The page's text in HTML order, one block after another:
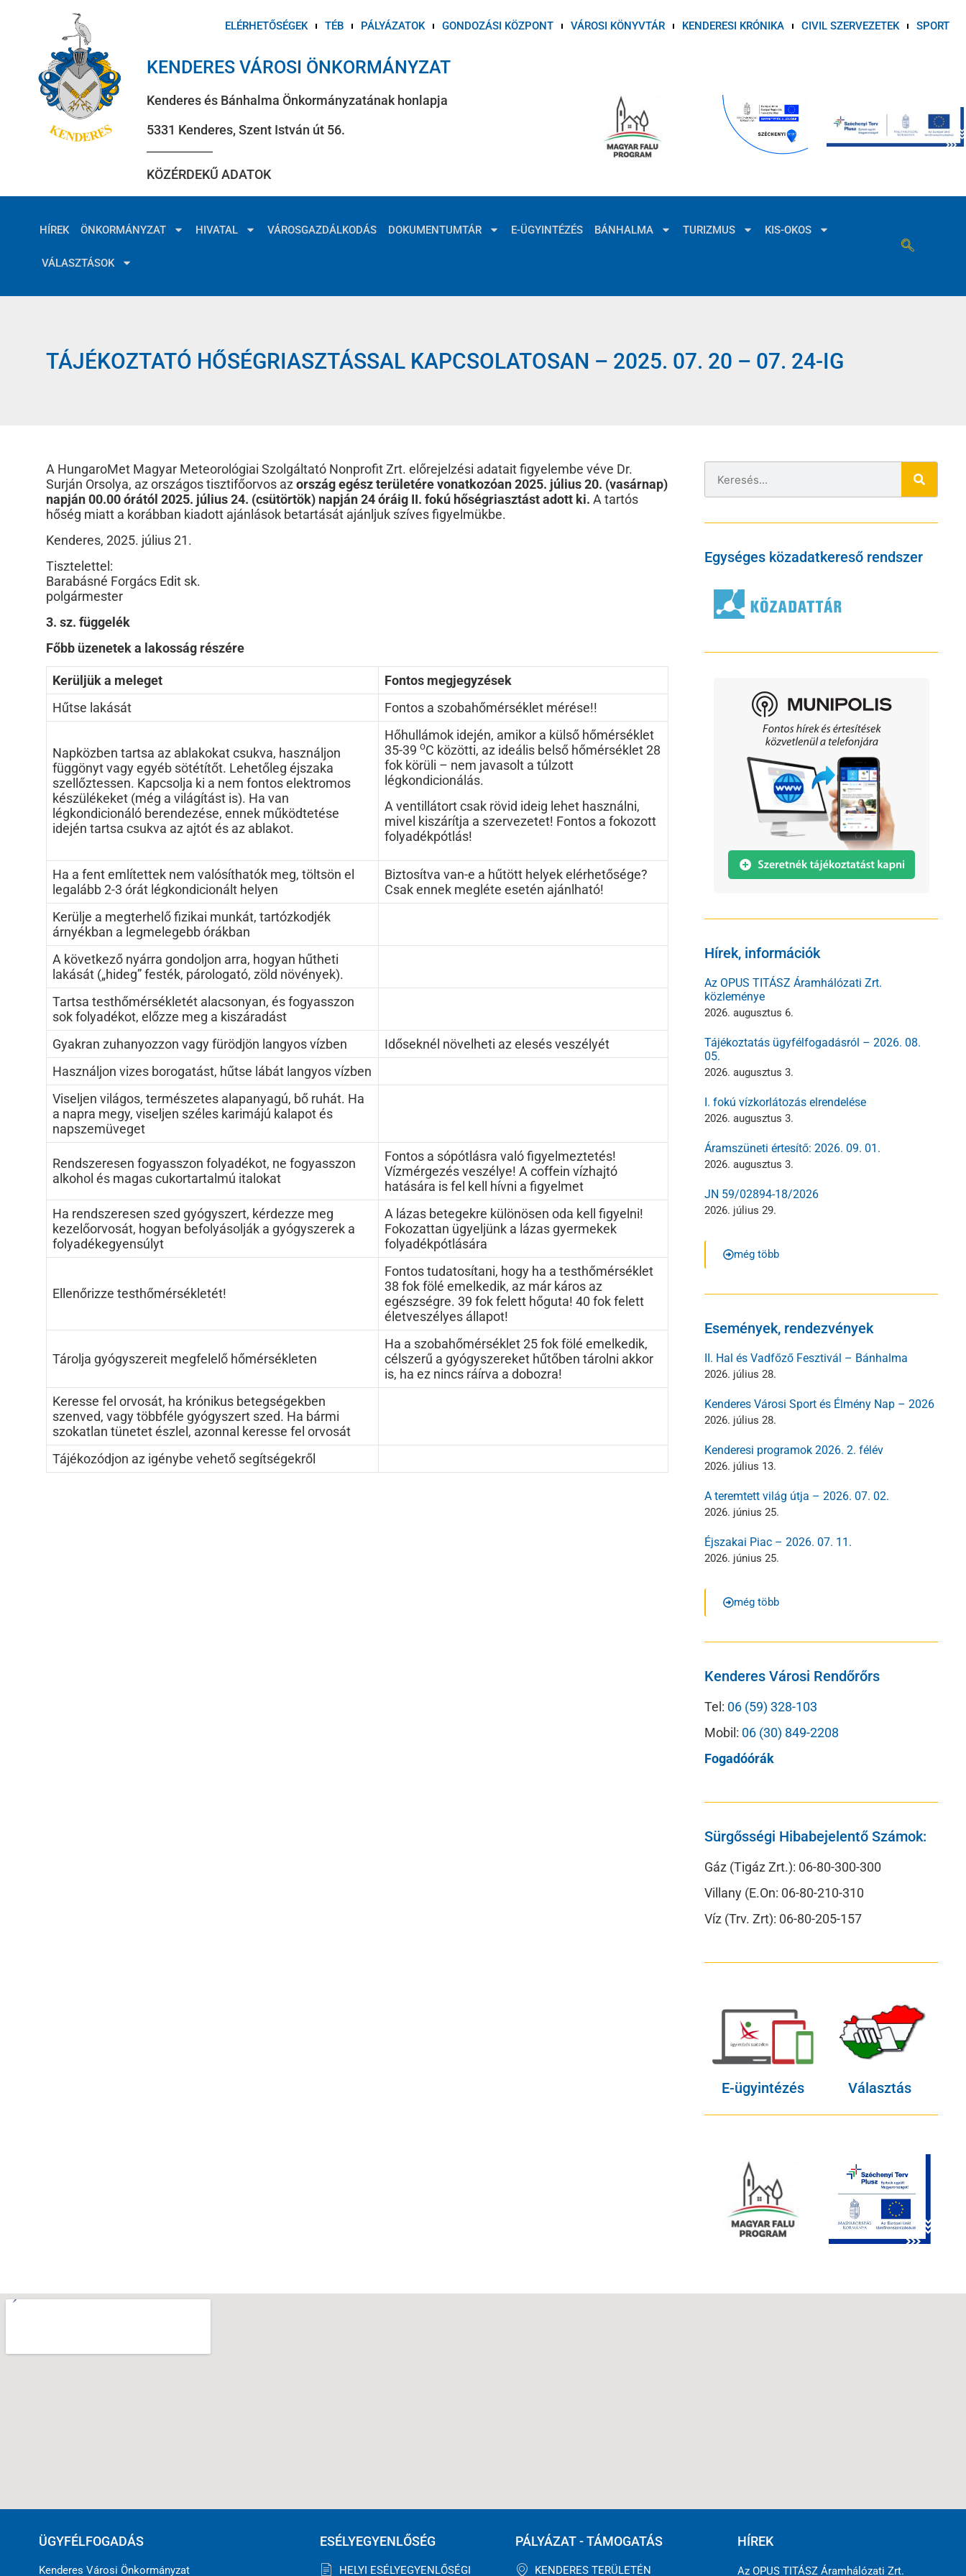
ELÉRHETŐSÉGEK TÉB PÁLYÁZATOK GONDOZÁSI KÖZPONT VÁROSI KÖNYVTÁR KENDERESI KRÓNIKA CIVIL SZERVEZETEK SPORT
KENDERES VÁROSI ÖNKORMÁNYZAT
Kenderes és Bánhalma Önkormányzatának honlapja
5331 Kenderes, Szent István út 56.
KÖZÉRDEKŰ ADATOK
HÍREK ÖNKORMÁNYZAT HIVATAL VÁROSGAZDÁLKODÁS DOKUMENTUMTÁR E-ÜGYINTÉZÉS BÁNHALMA TURIZMUS KIS-OKOS
VÁLASZTÁSOK
TÁJÉKOZTATÓ HŐSÉGRIASZTÁSSAL KAPCSOLATOSAN – 2025. 07. 20 – 07. 24-IG
A HungaroMet Magyar Meteorológiai Szolgáltató Nonprofit Zrt. előrejelzési adatait figyelembe véve Dr.
Surján Orsolya, az országos tisztifőorvos azország egész területére vonatkozóan 2025. július 20. (vasárnap)
napján 00.00 órától 2025. július 24. (csütörtök) napján 24 óráig II. fokú hőségriasztást adott ki. A tartós
hőség miatt a korábban kiadott ajánlások betartását ajánljuk szíves figyelmükbe.
Kenderes, 2025. július 21.
Tisztelettel:
Barabásné Forgács Edit sk.
polgármester
3. sz. függelék
Főbb üzenetek a lakosság részére
Kerüljük a meleget
Fontos megjegyzések
Hűtse lakását
Fontos a szobahőmérséklet mérése!!
Napközben tartsa az ablakokat csukva, használjon
függönyt vagy egyéb sötétítőt. Lehetőleg éjszaka
szellőztessen. Kapcsolja ki a nem fontos elektromos
készülékeket (még a világítást is). Ha van
légkondicionáló berendezése, ennek működtetése
idején tartsa csukva az ajtót és az ablakot.
Hőhullámok idején, amikor a külső hőmérséklet
35-39 oC közötti, az ideális belső hőmérséklet 28
fok körüli – nem javasolt a túlzott
légkondicionálás.
A ventillátort csak rövid ideig lehet használni,
mivel kiszárítja a szervezetet! Fontos a fokozott
folyadékpótlás!
Ha a fent említettek nem valósíthatók meg, töltsön el
legalább 2-3 órát légkondicionált helyen
Biztosítva van-e a hűtött helyek elérhetősége?
Csak ennek megléte esetén ajánlható!
Kerülje a megterhelő fizikai munkát, tartózkodjék
árnyékban a legmelegebb órákban
A következő nyárra gondoljon arra, hogyan hűtheti
lakását („hideg” festék, párologató, zöld növények).
Tartsa testhőmérsékletét alacsonyan, és fogyasszon
sok folyadékot, előzze meg a kiszáradást
Gyakran zuhanyozzon vagy fürödjön langyos vízben
Időseknél növelheti az elesés veszélyét
Használjon vizes borogatást, hűtse lábát langyos vízben
Viseljen világos, természetes alapanyagú, bő ruhát. Ha
a napra megy, viseljen széles karimájú kalapot és
napszemüveget
Rendszeresen fogyasszon folyadékot, ne fogyasszon
alkohol és magas cukortartalmú italokat
Fontos a sópótlásra való figyelmeztetés!
Vízmérgezés veszélye! A coffein vízhajtó
hatására is fel kell hívni a figyelmet
Ha rendszeresen szed gyógyszert, kérdezze meg
kezelőorvosát, hogyan befolyásolják a gyógyszerek a
folyadékegyensúlyt
A lázas betegekre különösen oda kell figyelni!
Fokozattan ügyeljünk a lázas gyermekek
folyadékpótlására
Ellenőrizze testhőmérsékletét!
Fontos tudatosítani, hogy ha a testhőmérséklet
38 fok fölé emelkedik, az már káros az
egészségre. 39 fok felett hőguta! 40 fok felett
életveszélyes állapot!
Tárolja gyógyszereit megfelelő hőmérsékleten
Ha a szobahőmérséklet 25 fok fölé emelkedik,
célszerű a gyógyszereket hűtőben tárolni akkor
is, ha ez nincs ráírva a dobozra!
Keresse fel orvosát, ha krónikus betegségekben
szenved, vagy többféle gyógyszert szed. Ha bármi
szokatlan tünetet észlel, azonnal keresse fel orvosát
Tájékozódjon az igénybe vehető segítségekről
Egységes közadatkereső rendszer
Hírek, információk
Az OPUS TITÁSZ Áramhálózati Zrt.
közleménye
2026. augusztus 6.
Tájékoztatás ügyfélfogadásról – 2026. 08.
05.
2026. augusztus 3.
I. fokú vízkorlátozás elrendelése
2026. augusztus 3.
Áramszüneti értesítő: 2026. 09. 01.
2026. augusztus 3.
JN 59/02894-18/2026
2026. július 29.
még több
Események, rendezvények
II. Hal és Vadfőző Fesztivál – Bánhalma
2026. július 28.
Kenderes Városi Sport és Élmény Nap – 2026
2026. július 28.
Kenderesi programok 2026. 2. félév
2026. július 13.
A teremtett világ útja – 2026. 07. 02.
2026. június 25.
Éjszakai Piac – 2026. 07. 11.
2026. június 25.
még több
Kenderes Városi Rendőrőrs
Tel: 06 (59) 328-103
Mobil: 06 (30) 849-2208
Fogadóórák
Sürgősségi Hibabejelentő Számok:
Gáz (Tigáz Zrt.): 06-80-300-300
Villany (E.On: 06-80-210-310
Víz (Trv. Zrt): 06-80-205-157
E-ügyintézés Választás
ÜGYFÉLFOGADÁS
Kenderes Városi Önkormányzat
ESÉLYEGYENLŐSÉG
HELYI ESÉLYEGYENLŐSÉGI
PÁLYÁZAT - TÁMOGATÁS
KENDERES TERÜLETÉN
HÍREK
Az OPUS TITÁSZ Áramhálózati Zrt.